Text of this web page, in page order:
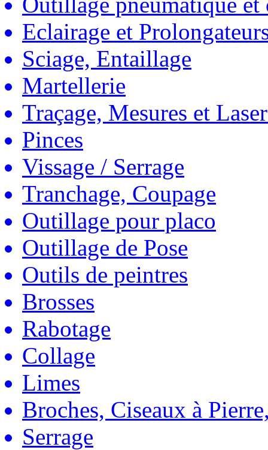
Eclairage et
Sciage, Entaillage
Martellerie
Traçage, Mesures et
Pinces
Vissage / Serrage
Tranchage, Coupage
Outillage pour placo
Outillage de Pose
Outils de peintres
Brosses
Rabotage
Collage
Limes
Broches, Ciseaux à
Serrage